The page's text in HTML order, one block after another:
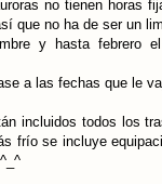
no tienen horas
que no ha de ser un
y hasta febrero
a las fechas que le
incluidos todos los
frío se incluye